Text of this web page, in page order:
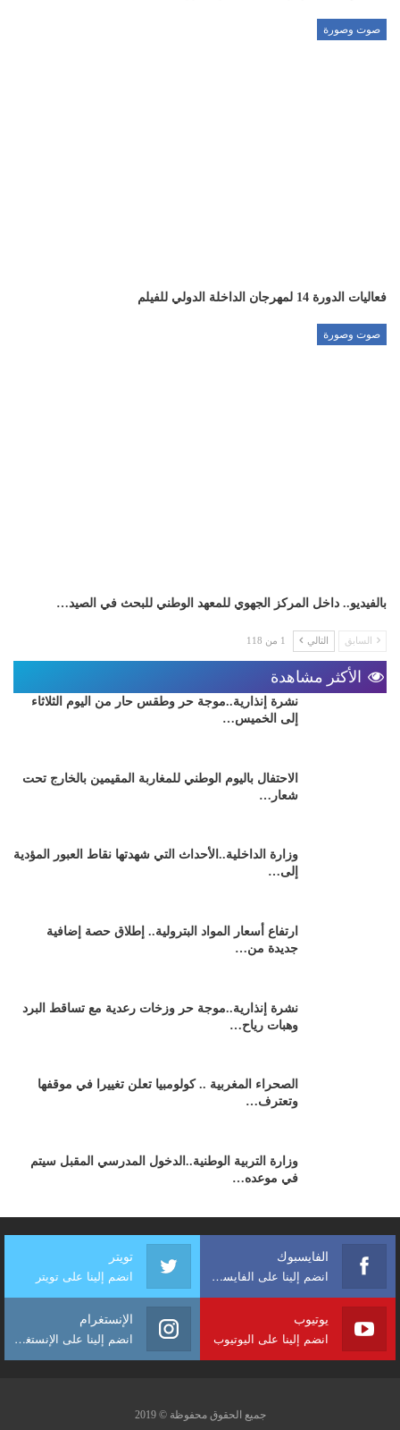
صوت وصورة
فعاليات الدورة 14 لمهرجان الداخلة الدولي للفيلم
صوت وصورة
بالفيديو.. داخل المركز الجهوي للمعهد الوطني للبحث في الصيد…
السابق التالي 1 من 118
الأكثر مشاهدة
نشرة إنذارية..موجة حر وطقس حار من اليوم الثلاثاء
إلى الخميس…
الاحتفال باليوم الوطني للمغاربة المقيمين بالخارج تحت
شعار…
وزارة الداخلية..الأحداث التي شهدتها نقاط العبور المؤدية
إلى…
ارتفاع أسعار المواد البترولية.. إطلاق حصة إضافية
جديدة من…
نشرة إنذارية..موجة حر وزخات رعدية مع تساقط البرد
وهبات رياح…
الصحراء المغربية .. كولومبيا تعلن تغييرا في موقفها
وتعترف…
وزارة التربية الوطنية..الدخول المدرسي المقبل سیتم
في موعده…
الفايسبوك
انضم إلينا على الفايسبوك
تويتر
انضم إلينا على تويتر
يوتيوب
انضم إلينا على اليوتيوب
الإنستغرام
انضم إلينا على الإنستغرام
جميع الحقوق محفوظة © 2019